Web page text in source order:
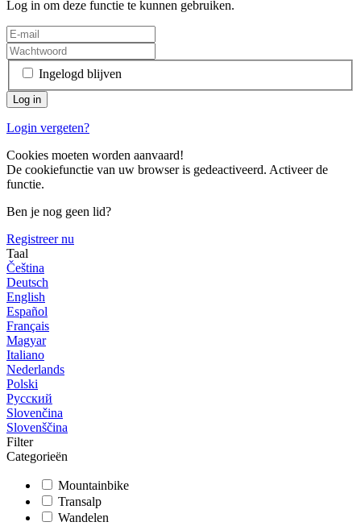
Log in om deze functie te kunnen gebruiken.
Ingelogd blijven
Login vergeten?
Cookies moeten worden aanvaard!
De cookiefunctie van uw browser is gedeactiveerd. Activeer de
functie.
Ben je nog geen lid?
Registreer nu
Taal
Čeština
Deutsch
English
Español
Français
Magyar
Italiano
Nederlands
Polski
Русский
Slovenčina
Slovenščina
Filter
Categorieën
Mountainbike
Transalp
Wandelen